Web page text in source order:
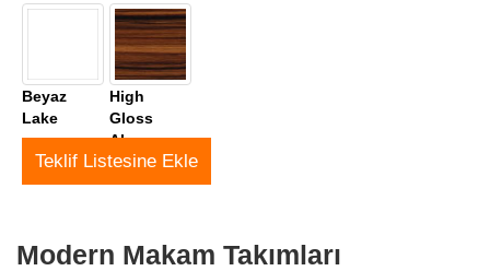
Beyaz
Lake
High
Gloss
Abony
Teklif Listesine Ekle
Modern Makam Takımları